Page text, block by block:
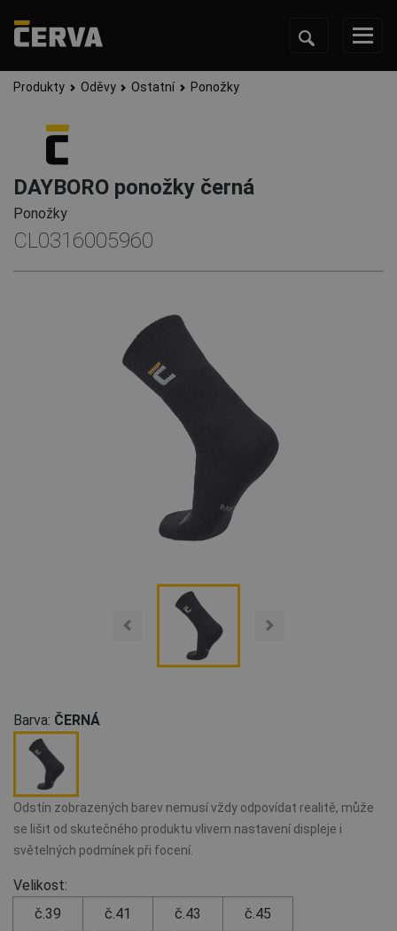
Produkty Oděvy Ostatní Ponožky
DAYBORO ponožky černá
Ponožky
CL0316005960
Barva: ČERNÁ
Odstín zobrazených barev nemusí vždy odpovídat realitě, může
se lišit od skutečného produktu vlivem nastavení displeje i
světelných podmínek při focení.
Velikost:
č.39
č.41 č.43 č.45